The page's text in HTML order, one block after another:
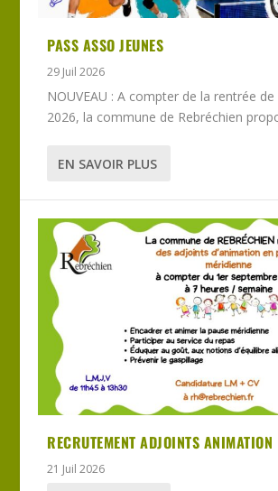
PASS ASSO JEUNES
29 Juil 2026
NOUVEAU : A compter de la rentrée
2026, la commune de Rebréchien
EN SAVOIR PLUS
RECRUTEMENT ADJOINTS ANIMATION
21 Juil 2026